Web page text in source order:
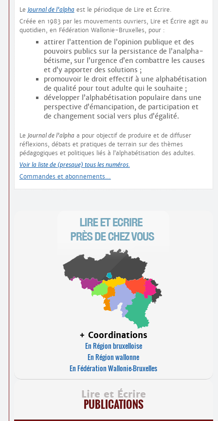
Le Journal de l’alphaest le périodique de Lire et Écrire.
Créée en 1983 par les mouvements ouvriers, Lire et Écrire agit au
quotidien, en Fédération Wallonie-Bruxelles, pour :
attirer l’attention de l’opinion publique et des
pouvoirs publics sur la persistance de l’analpha­
bétisme, sur l’urgence d’en combattre les causes
et d’y apporter des solutions ;
promouvoir le droit effectif à une alphabétisation
de qualité pour tout adulte qui le souhaite ;
développer l’alphabétisation populaire dans une
perspective d’émancipation, de participation et
de changement social vers plus d’égalité.
Le Journal de l’alpha a pour objectif de produire et de diffuser
réflexions, débats et pratiques de terrain sur des thèmes
pédagogiques et politiques liés à l’alphabétisation des adultes.
Voir la liste de (presque) tous les numéros.
Commandes et abonnements…
+ Coordinations
En Région bruxelloise
En Région wallonne
En Fédération Wallonie-Bruxelles
Lire et Écrire
PUBLICATIONS